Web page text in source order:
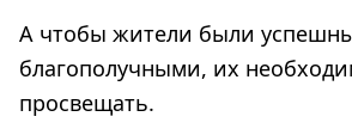
А чтобы жители были
благополучными, их
просвещать.